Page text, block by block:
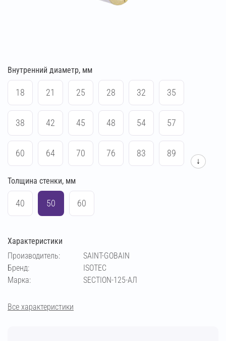
Внутренний диаметр, мм
18 21 25 28 32 35
38 42 45 48 54 57
60 64 70 76 83 89
102 108
169 219 273
↓
Толщина стенки, мм
40 50 60
Характеристики
Производитель:
SAINT-GOBAIN
Бренд:
ISOTEC
Марка:
SECTION-125-АЛ
Все характеристики